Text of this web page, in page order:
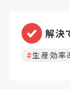
包装形
錠/CS） ■使用方法 適用場所:雨水枡、汚
水槽、浄
使用量:
解決
生産効率